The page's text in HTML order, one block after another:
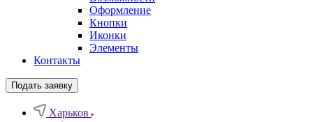
Оформление
Кнопки
Иконки
Элементы
Контакты
Подать заявку
Харьков